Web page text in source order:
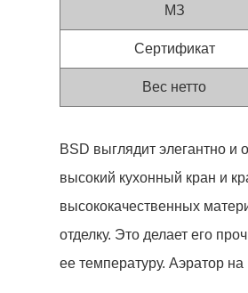
МЗ
Сертификат
Вес нетто
BSD выглядит элегантно
высокий кухонный кран и
высококачественных
отделку. Это делает его
ее температуру. Аэратор